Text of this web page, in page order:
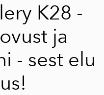
K28 -
ja
- sest elu